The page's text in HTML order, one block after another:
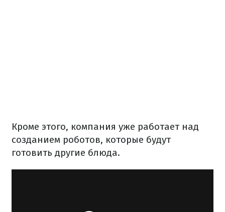
Кроме этого, компания уже работает над
созданием роботов, которые будут
готовить другие блюда.